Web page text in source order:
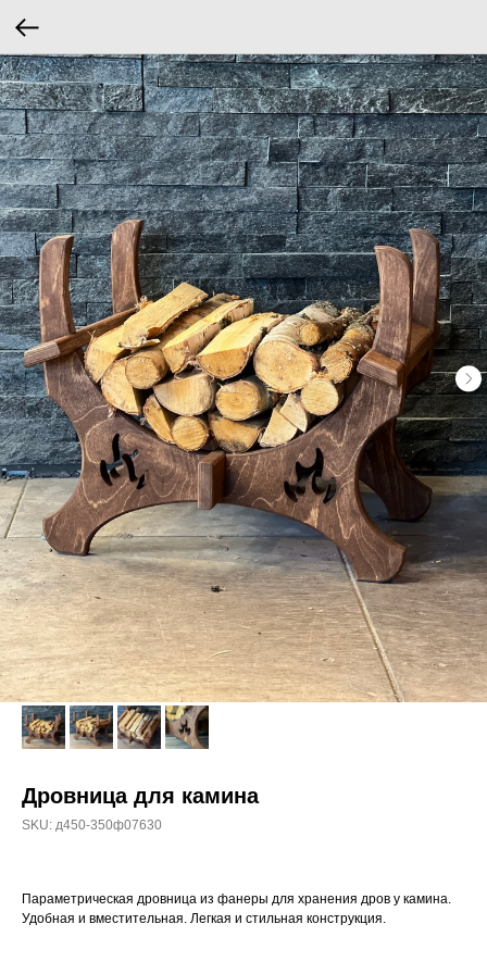
Дровница для камина
SKU: д450-350ф07630
Параметрическая дровница из фанеры для хранения дров у камина.
Удобная и вместительная. Легкая и стильная конструкция.